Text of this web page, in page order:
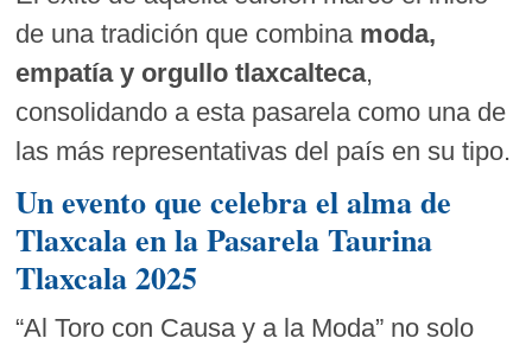
de una tradición que combina moda,
empatía y orgullo tlaxcalteca,
consolidando a esta pasarela como una de
las más representativas del país en su tipo.
Un evento que celebra el alma de
Tlaxcala en la Pasarela Taurina
Tlaxcala 2025
“Al Toro con Causa y a la Moda” no solo